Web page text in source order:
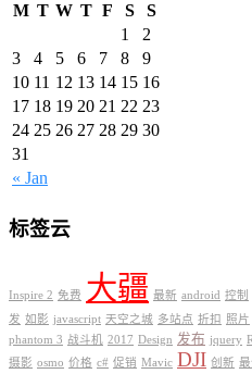
M T W T F S S
« Jan
1
2
3
4 5 6 7 8
9
10 11 12 13 14 15 16
17 18 19 20 21 22 23
24 25 26 27 28 29 30
31
标签云
Inspire 2 免费 大疆 最新 android 控制
发 如影 javascript 天空之城 多站点 折扣 照片
phantom 3 战斗机 2017 Design 发布 jquery
摄影 osmo 价格 c# 促销 Mavic DJI 创新 最